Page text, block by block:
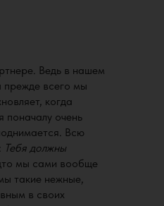
Ведь в нашем
прежде всего мы
когда
поначалу очень
Всю
Тебя должны
мы сами вообще
такие нежные,
в своих